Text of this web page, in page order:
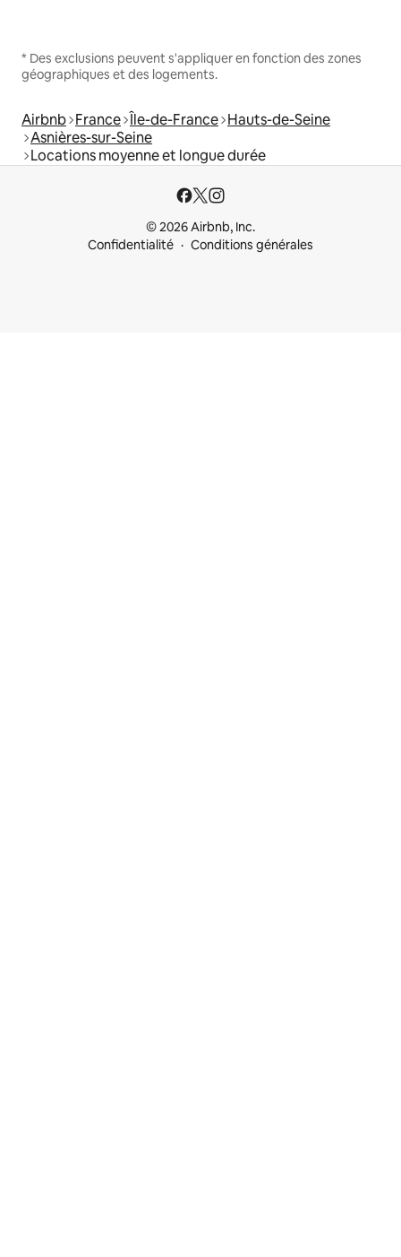
* Des exclusions peuvent s'appliquer en fonction des zones
géographiques et des logements.
Airbnb France Île-de-France Hauts-de-Seine
Asnières-sur-Seine
Locations moyenne et longue durée
© 2026 Airbnb, Inc.
Confidentialité
Conditions générales